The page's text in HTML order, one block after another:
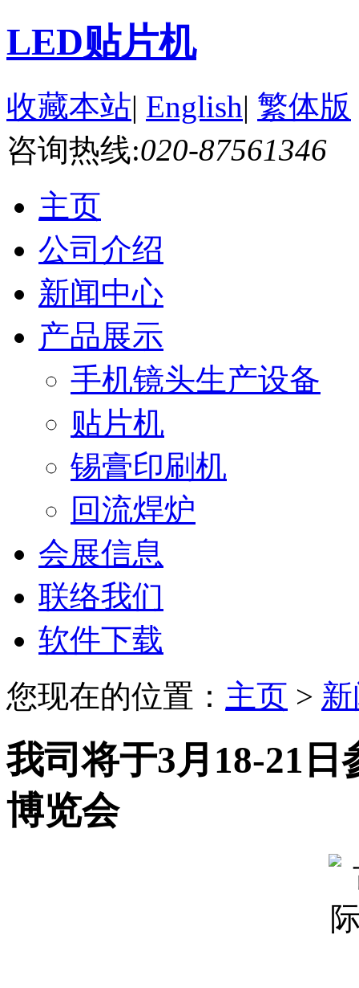
LED贴片机
收藏本站| English| 繁体版
咨询热线:020-87561346
主页
公司介绍
新闻中心
产品展示
手机镜头生产设备
贴片机
锡膏印刷机
回流焊炉
会展信息
联络我们
软件下载
您现在的位置： 主页 >
我司将于3月18-21
博览会